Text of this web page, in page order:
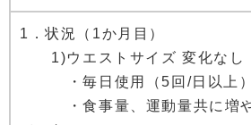
1．状況（1か月目）
1)ウエストサイズ 変化なし
・毎日使用（5回/日以上）
・食事量、運動量共に増や